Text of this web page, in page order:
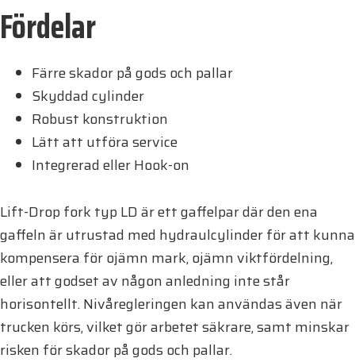
Fördelar
Färre skador på gods och pallar
Skyddad cylinder
Robust konstruktion
Lätt att utföra service
Integrerad eller Hook-on
Lift-Drop fork typ LD är ett gaffelpar där den ena
gaffeln är utrustad med hydraulcylinder för att kunna
kompensera för ojämn mark, ojämn viktfördelning,
eller att godset av någon anledning inte står
horisontellt. Nivåregleringen kan användas även när
trucken körs, vilket gör arbetet säkrare, samt minskar
risken för skador på gods och pallar.